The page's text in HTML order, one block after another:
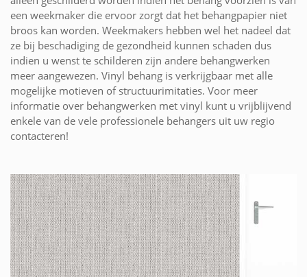
een weekmaker die ervoor zorgt dat het behangpapier niet
broos kan worden. Weekmakers hebben wel het nadeel dat
ze bij beschadiging de gezondheid kunnen schaden dus
indien u wenst te schilderen zijn andere behangwerken
meer aangewezen. Vinyl behang is verkrijgbaar met alle
mogelijke motieven of structuurimitaties. Voor meer
informatie over behangwerken met vinyl kunt u vrijblijvend
enkele van de vele professionele behangers uit uw regio
contacteren!